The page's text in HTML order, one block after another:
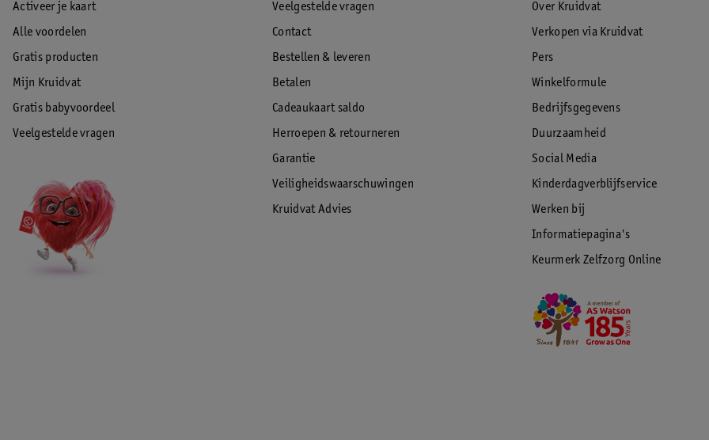
Activeer je kaart
Alle voordelen
Gratis producten
Mijn Kruidvat
Gratis babyvoordeel
Veelgestelde vragen
Veelgestelde vragen
Contact
Bestellen & leveren
Betalen
Cadeaukaart saldo
Herroepen & retourneren
Garantie
Veiligheidswaarschuwingen
Kruidvat Advies
Over Kruidvat
Verkopen via Kruidvat
Pers
Winkelformule
Bedrijfsgegevens
Duurzaamheid
Social Media
Kinderdagverblijfservice
Werken bij
Informatiepagina's
Keurmerk Zelfzorg Online